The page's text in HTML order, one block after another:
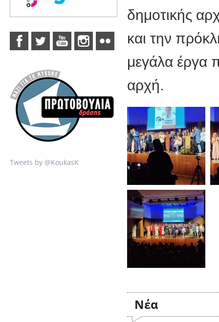
Tweets by @KoukasK
δημοτικής
και την
μεγάλα έργα
αρχή.
Nέα